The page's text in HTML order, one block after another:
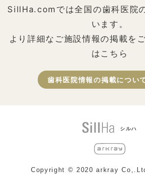
SillHa.comでは全国の歯科医院
います。
より詳細なご施設情報の掲載を
はこちら
歯科医院情報の掲載につい
シルハ
Copyright © 2020 arkray